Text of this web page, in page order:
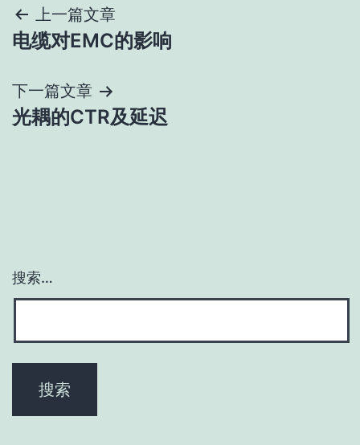
文
章
导
航
上一篇文章
电缆对EMC的影响
下一篇文章
光耦的CTR及延迟
搜索…